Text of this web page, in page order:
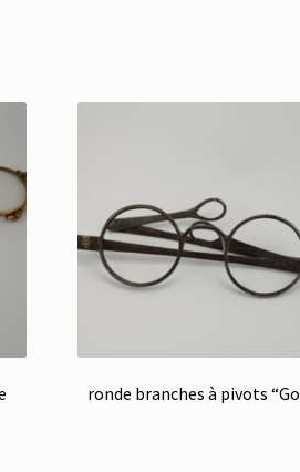
ronde branches à pivots